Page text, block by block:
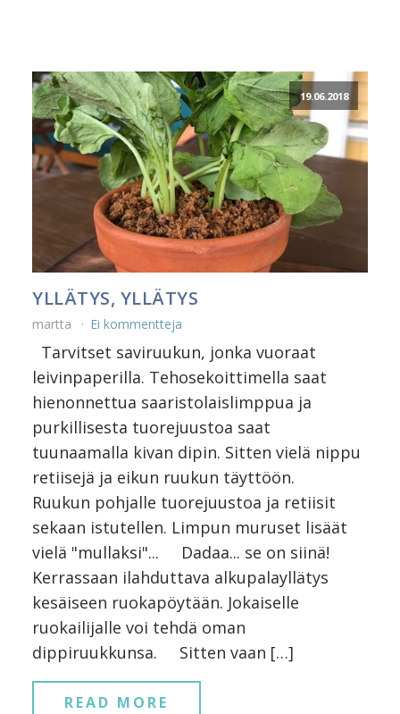
19.06.2018
YLLÄTYS, YLLÄTYS
martta Ei kommentteja
Tarvitset saviruukun, jonka vuoraat
leivinpaperilla. Tehosekoittimella saat
hienonnettua saaristolaislimppua ja
purkillisesta tuorejuustoa saat
tuunaamalla kivan dipin. Sitten vielä nippu
retiisejä ja eikun ruukun täyttöön.
Ruukun pohjalle tuorejuustoa ja retiisit
sekaan istutellen. Limpun muruset lisäät
vielä "mullaksi"... Dadaa... se on siinä!
Kerrassaan ilahduttava alkupalayllätys
kesäiseen ruokapöytään. Jokaiselle
ruokailijalle voi tehdä oman
dippiruukkunsa. Sitten vaan […]
READ MORE